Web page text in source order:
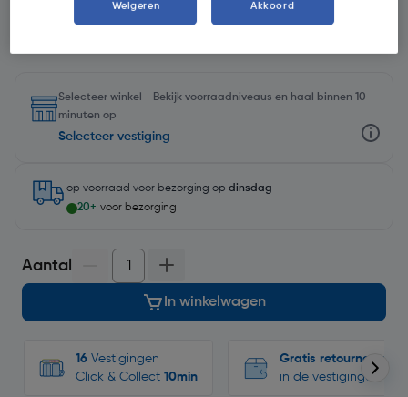
€ 60,77
Selecteer winkel - Bekijk voorraadniveaus en haal binnen 10
minuten op
Selecteer vestiging
op voorraad voor bezorging op dinsdag
20+ voor bezorging
Aantal
In winkelwagen
16 Vestigingen
Click & Collect 10min
Gratis retourneren
in de vestigingen
Weigeren Akkoord